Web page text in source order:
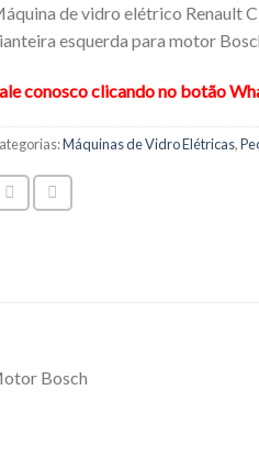
de vidro elétrico Renault
esquerda para motor
conosco clicando no botão
Máquinas de Vidro Elétricas,
Bosch